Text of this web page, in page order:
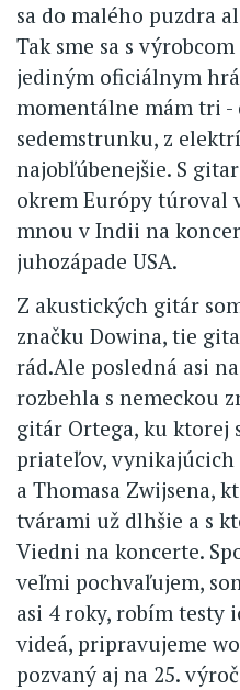
sa do malého puzdra
Tak sme sa s
jediným oficiálnym
momentálne mám tri -
sedemstrunku, z
najobľúbenejšie. S
okrem Európy túroval
mnou v Indii na
juhozápade USA.
Z akustických gitár
značku Dowina, tie
rád.Ale posledná asi
rozbehla s nemeckou
gitár Ortega, ku ktorej
priateľov, vynikajúcich
a Thomasa Zwijsena,
tvárami už dlhšie a s
Viedni na koncerte.
veľmi pochvaľujem,
asi 4 roky, robím testy
videá, pripravujeme
pozvaný aj na 25.